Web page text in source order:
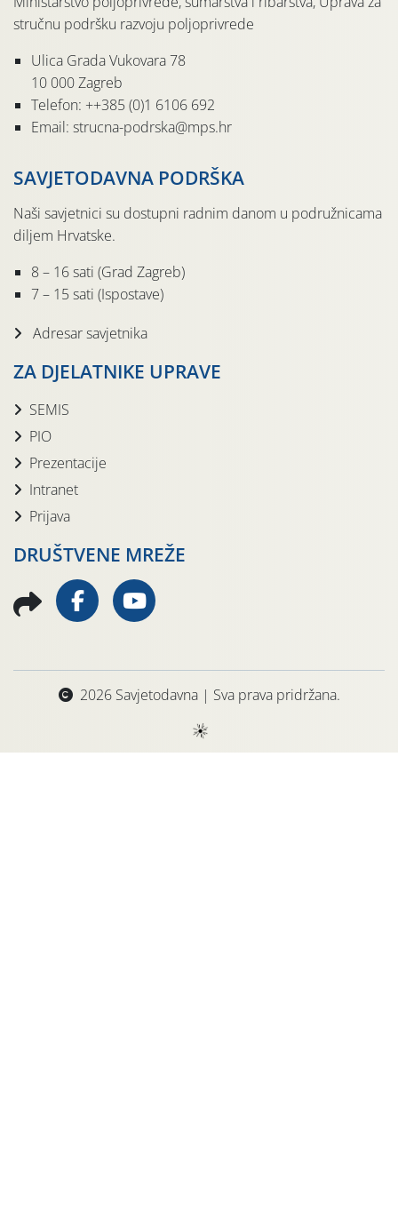
stručnu podršku razvoju poljoprivrede
Ulica Grada Vukovara 78
10 000 Zagreb
Telefon: ++385 (0)1 6106 692
Email: strucna-podrska@mps.hr
SAVJETODAVNA PODRŠKA
Naši savjetnici su dostupni radnim danom u podružnicama
diljem Hrvatske.
8 – 16 sati (Grad Zagreb)
7 – 15 sati (Ispostave)
Adresar savjetnika
ZA DJELATNIKE UPRAVE
SEMIS
PIO
Prezentacije
Intranet
Prijava
DRUŠTVENE MREŽE
2026 Savjetodavna | Sva prava pridržana.